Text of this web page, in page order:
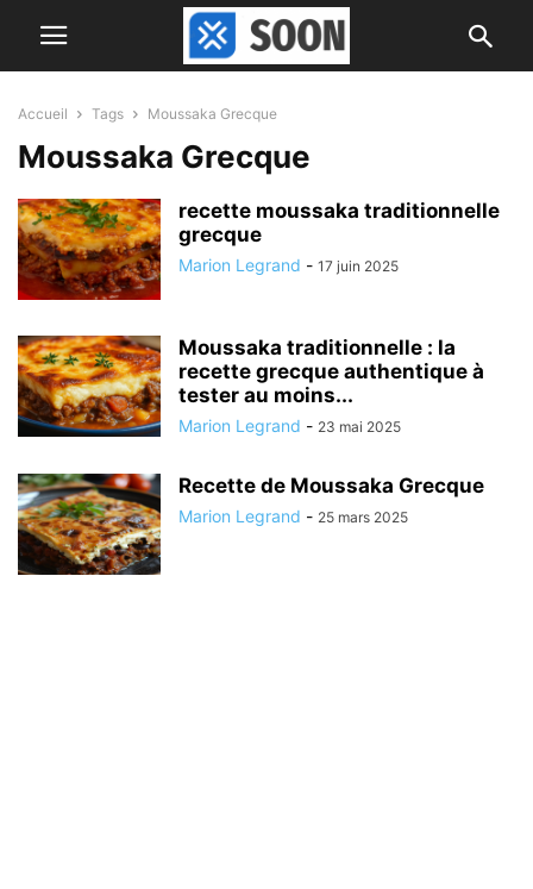
Accueil Tags Moussaka Grecque
Moussaka Grecque
recette moussaka traditionnelle
grecque
Marion Legrand - 17 juin 2025
Moussaka traditionnelle : la
recette grecque authentique à
tester au moins...
Marion Legrand - 23 mai 2025
Recette de Moussaka Grecque
Marion Legrand - 25 mars 2025